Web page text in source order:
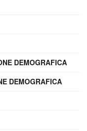
DEMOGRAFICA
DEMOGRAFICA